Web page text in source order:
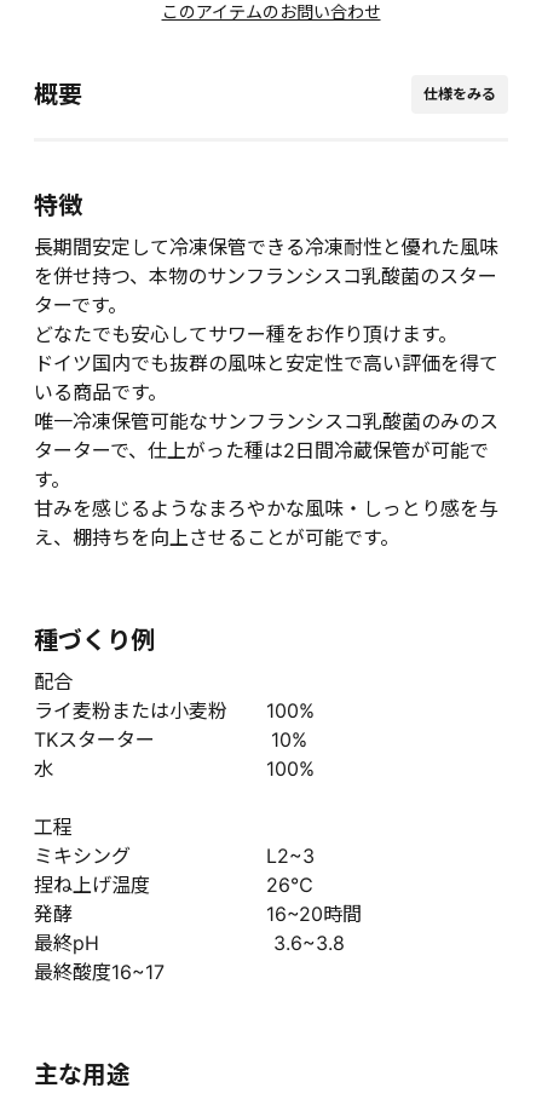
このアイテムのお問い合わせ
概要 仕様をみる
特徴
長期間安定して冷凍保管できる冷凍耐性と優れた風味
を併せ持つ、本物のサンフランシスコ乳酸菌のスター
ターです。
どなたでも安心してサワー種をお作り頂けます。
ドイツ国内でも抜群の風味と安定性で高い評価を得て
いる商品です。
唯一冷凍保管可能なサンフランシスコ乳酸菌のみのス
ターターで、仕上がった種は2日間冷蔵保管が可能で
す。
甘みを感じるようなまろやかな風味・しっとり感を与
え、棚持ちを向上させることが可能です。
種づくり例
配合
ライ麦粉または小麦粉 100%
TKスターター 10%
水 100%
工程
ミキシング L2~3
捏ね上げ温度 26℃
発酵 16~20時間
最終pH 3.6~3.8
最終酸度16~17
主な用途